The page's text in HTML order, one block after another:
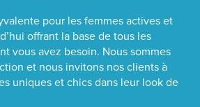
pour les femmes actives et
offrant la base de tous les
vous avez besoin. Nous sommes
et nous invitons nos clients à
uniques et chics dans leur look de